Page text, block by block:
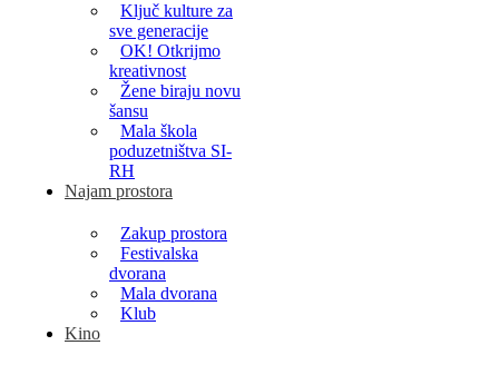
Ključ kulture za
sve generacije
OK! Otkrijmo
kreativnost
Žene biraju novu
šansu
Mala škola
poduzetništva SI-
RH
Najam prostora
Zakup prostora
Festivalska
dvorana
Mala dvorana
Klub
Kino